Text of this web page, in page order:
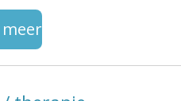
meer